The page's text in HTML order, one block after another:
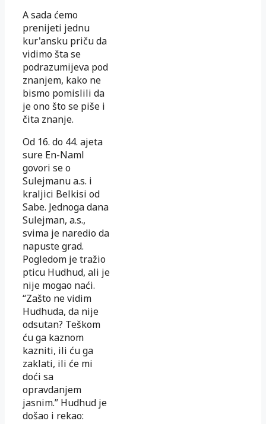
A sada ćemo
prenijeti jednu
kur'ansku priču da
vidimo šta se
podra­zumijeva pod
znanjem, kako ne
bismo pomislili da
je ono što se piše i
čita znanje.
Od 16. do 44. ajeta
sure En-Naml
govori se o
Sulejmanu a.s. i
kraljici Belkisi od
Sabe. Jednoga dana
Sulejman, a.s.,
svima je naredio da
napuste grad.
Pogledom je tražio
pticu Hudhud, ali je
nije mogao naći.
“Zašto ne vidim
Hudhuda, da nije
odsutan? Teškom
ću ga kaznom
kazniti, ili ću ga
zaklati, ili će mi
doći sa
opravdanjem
jasnim.” Hudhud je
došao i rekao: